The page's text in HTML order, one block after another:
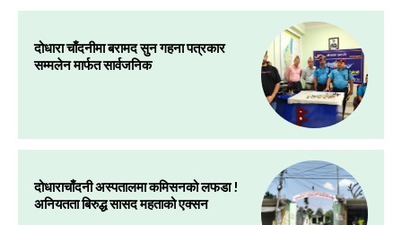
दोधारा चाँदनीमा बरामद सुन गहना पत्रकार
सम्मलेन मार्फत सार्वजनिक
दोधाराचाँदनी अस्पतालमा कमिसनको लफडा !
अनियतता बिरुद्ध सासद महताको एक्सन